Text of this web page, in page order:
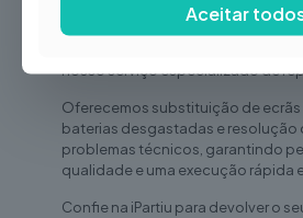
nosso serviço especializado de
Oferecemos substituição de
baterias desgastadas e resolução
problemas técnicos, garantindo
qualidade e uma execução rápida
Confie na iPartiu para devolver o
Aceitar